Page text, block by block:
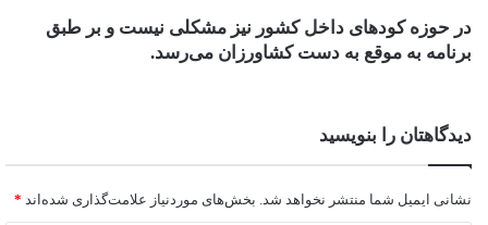
در حوزه کود‌های داخل کشور نیز مشکلی نیست و بر طبق
برنامه به موقع به دست کشاورزان می‌رسد.
دیدگاهتان را بنویسید
نشانی ایمیل شما منتشر نخواهد شد. بخش‌های موردنیاز علامت‌گذاری شده‌اند *